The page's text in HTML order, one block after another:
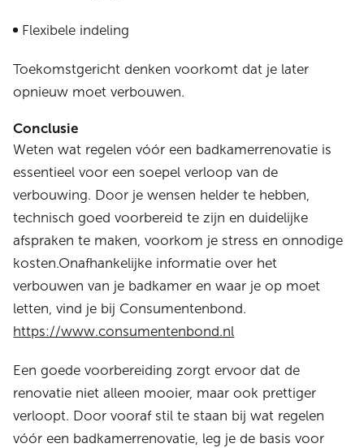
Flexibele indeling
Toekomstgericht denken voorkomt dat je later
opnieuw moet verbouwen.
Conclusie
Weten wat regelen vóór een badkamerrenovatie is
essentieel voor een soepel verloop van de
verbouwing. Door je wensen helder te hebben,
technisch goed voorbereid te zijn en duidelijke
afspraken te maken, voorkom je stress en onnodige
kosten.Onafhankelijke informatie over het
verbouwen van je badkamer en waar je op moet
letten, vind je bij Consumentenbond.
https://www.consumentenbond.nl
Een goede voorbereiding zorgt ervoor dat de
renovatie niet alleen mooier, maar ook prettiger
verloopt. Door vooraf stil te staan bij wat regelen
vóór een badkamerrenovatie, leg je de basis voor